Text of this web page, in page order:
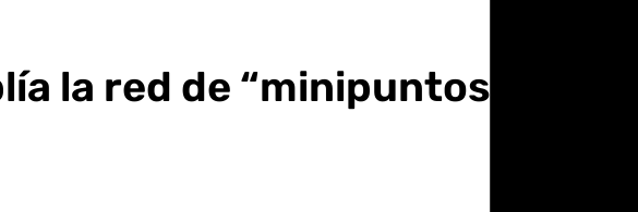
la red de “minipuntos limpios”